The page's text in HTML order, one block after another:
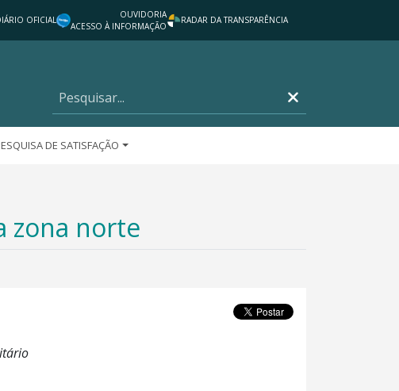
OFICIAL
OUVIDORIA
ACESSO À INFORMAÇÃO
RADAR DA TRANSPARÊNCIA
DE SATISFAÇÃO
zona norte